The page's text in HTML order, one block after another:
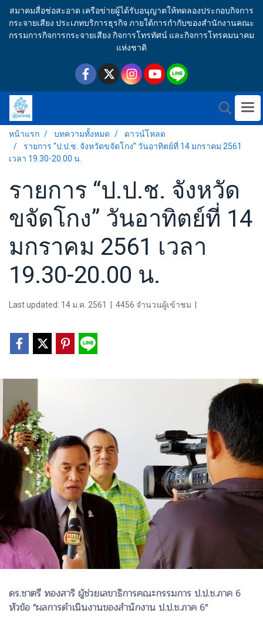
สมาคมสื่อช่อสะอาด เครือข่ายผู้ได้รับอนุญาตให้ทดลองประกอบกิจการ
กระจายเสียง ประเภทบริการธุรกิจ ภายใต้การกำกับของสำนักงานคณะ
กรรมการกิจการกระจายเสียง กิจการโทรทัศน์ และกิจการโทรคมนาคม
แห่งชาติ
หน้าแรก บทความทั้งหมด
ดาวน์โหลด
รายการ “ป.ป.ช. จังหวัดขจัดโกง” วันอาทิตย์ที่ 14 มกราคม 2561
เวลา 19.30-20.00 น.
รายการ “ป.ป.ช. จังหวัด
ขจัดโกง” วันอาทิตย์ที่ 14
มกราคม 2561 เวลา
19.30-20.00 น.
Last updated: 14 ม.ค. 2561 4456 จำนวนผู้เข้าชม
ดร.ชาตรี ทองสาริ ผู้ช่วยเลขาธิการคณะกรรมการ ป.ป.ช.ภาค 6
หัวข้อ "ผลการดำเนินงานของสำนักงาน ป.ป.ช.ภาค 6"